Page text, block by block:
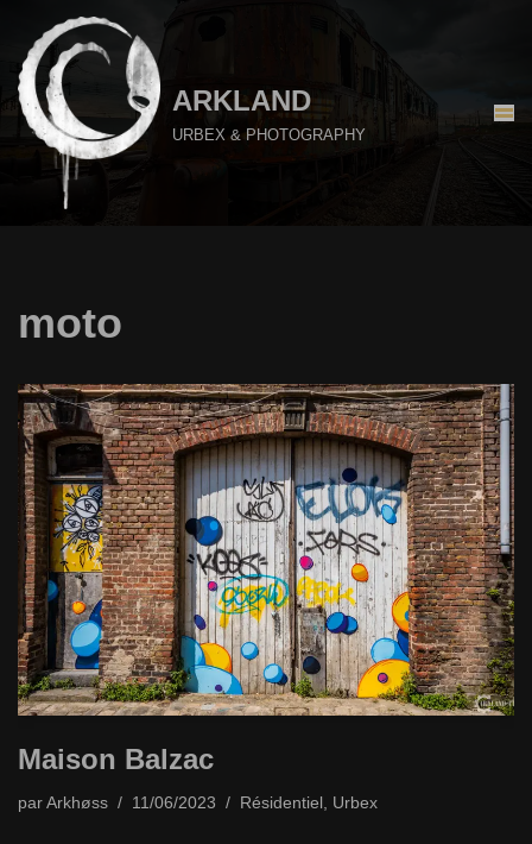
Aller
au
contenu
ARKLAND
URBEX & PHOTOGRAPHY
moto
Maison Balzac
par Arkhøss 11/06/2023 Résidentiel Urbex